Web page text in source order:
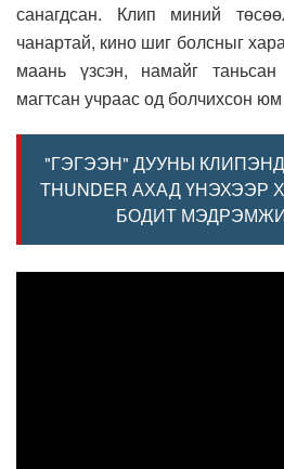
санагдсан. Клип миний
чанартай, кино шиг болсныг
маань үзсэн, намайг
магтсан учраас од болчихсон
"ГЭГЭЭН" ДУУНЫ
THUNDER АХАД
БОДИТ